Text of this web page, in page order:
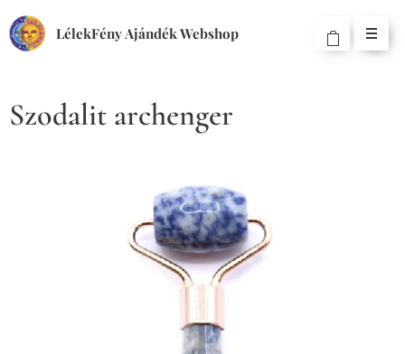
LélekFény Ajándék Webshop
Szodalit archenger